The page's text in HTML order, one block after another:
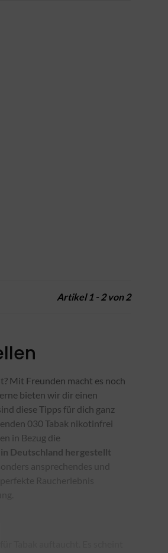
Artikel 1 - 2 von 2
Mit Freunden macht es noch
bieten wir dir einen
diese Tipps für dich ganz
030 Tabak nikotinfrei
in Bezug die
Deutschland hergestellt
ansprechendes und
Raucherlebnis
Tabak auftaucht. Es scheint